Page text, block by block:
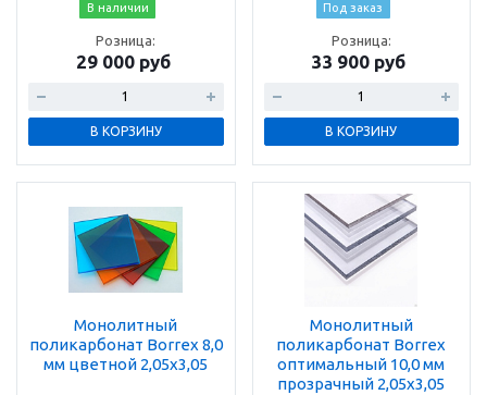
В наличии
Розница:
29 000 руб
В КОРЗИНУ
Под заказ
Розница:
33 900 руб
В КОРЗИНУ
Монолитный
поликарбонат Borrex 8,0
мм цветной 2,05х3,05
Монолитный
поликарбонат Borrex
оптимальный 10,0 мм
прозрачный 2,05х3,05